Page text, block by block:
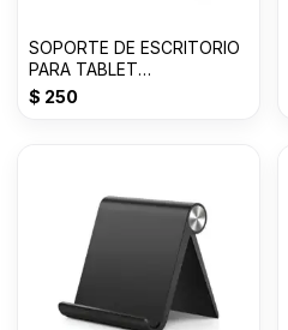
SOPORTE DE ESCRITORIO
PARA TABLET
ARTICULABLE
$ 250